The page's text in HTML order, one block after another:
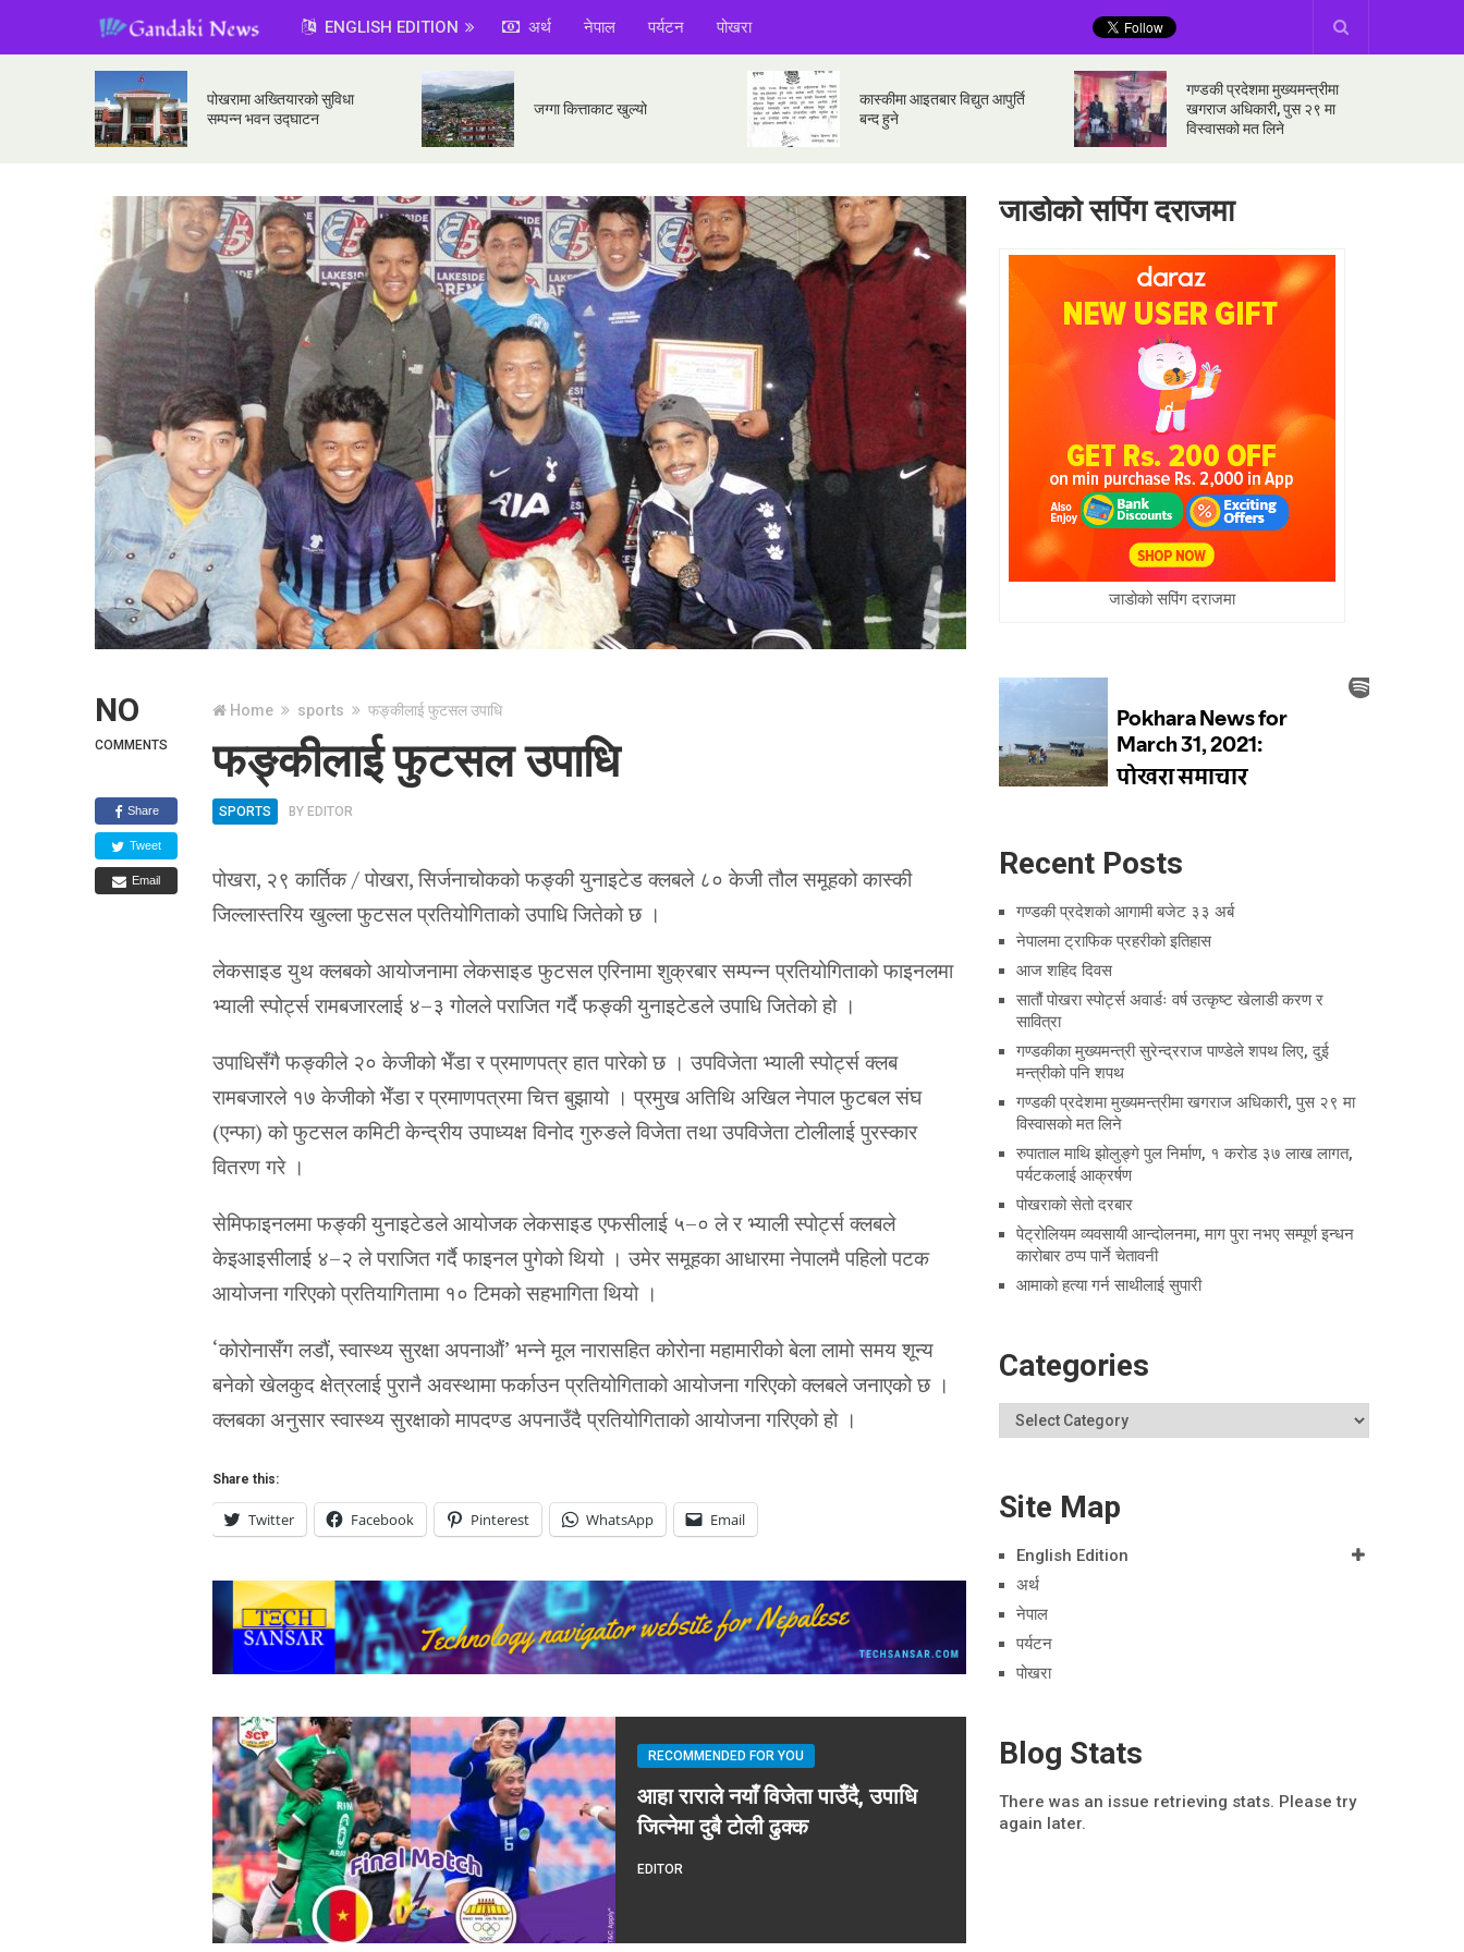
ENGLISH EDITION अर्थ नेपाल पर्यटन पोखरा
पोखरामा अख्तियारको सुविधा
सम्पन्न भवन उद्घाटन
जग्गा कित्ताकाट खुल्यो
कास्कीमा आइतबार विद्युत आपुर्ति
बन्द हुने
गण्डकी प्रदेशमा मुख्यमन्त्रीमा
खगराज अधिकारी, पुस २९ मा
विस्वासको मत लिने
NO
COMMENTS
Share
Tweet
Email
Home sports फङ्कीलाई फुटसल उपाधि
फङ्कीलाई फुटसल उपाधि
SPORTS BY EDITOR
पोखरा, २९ कार्तिक / पोखरा, सिर्जनाचोकको फङ्की युनाइटेड क्लबले ८० केजी तौल समूहको कास्की
जिल्लास्तरिय खुल्ला फुटसल प्रतियोगिताको उपाधि जितेको छ ।
लेकसाइड युथ क्लबको आयोजनामा लेकसाइड फुटसल एरिनामा शुक्रबार सम्पन्न प्रतियोगिताको फाइनलमा
भ्याली स्पोर्ट्स रामबजारलाई ४–३ गोलले पराजित गर्दै फङ्की युनाइटेडले उपाधि जितेको हो ।
उपाधिसँगै फङ्कीले २० केजीको भेँडा र प्रमाणपत्र हात पारेको छ । उपविजेता भ्याली स्पोर्ट्स क्लब
रामबजारले १७ केजीको भेँडा र प्रमाणपत्रमा चित्त बुझायो । प्रमुख अतिथि अखिल नेपाल फुटबल संघ
(एन्फा) को फुटसल कमिटी केन्द्रीय उपाध्यक्ष विनोद गुरुङले विजेता तथा उपविजेता टोलीलाई पुरस्कार
वितरण गरे ।
सेमिफाइनलमा फङ्की युनाइटेडले आयोजक लेकसाइड एफसीलाई ५–० ले र भ्याली स्पोर्ट्स क्लबले
केइआइसीलाई ४–२ ले पराजित गर्दै फाइनल पुगेको थियो । उमेर समूहका आधारमा नेपालमै पहिलो पटक
आयोजना गरिएको प्रतियागितामा १० टिमको सहभागिता थियो ।
‘कोरोनासँग लडौं, स्वास्थ्य सुरक्षा अपनाऔं’ भन्ने मूल नारासहित कोरोना महामारीको बेला लामो समय शून्य
बनेको खेलकुद क्षेत्रलाई पुरानै अवस्थामा फर्काउन प्रतियोगिताको आयोजना गरिएको क्लबले जनाएको छ ।
क्लबका अनुसार स्वास्थ्य सुरक्षाको मापदण्ड अपनाउँदै प्रतियोगिताको आयोजना गरिएको हो ।
Share this:
Twitter Facebook Pinterest WhatsApp Email
RECOMMENDED FOR YOU
आहा राराले नयाँ विजेता पाउँदै, उपाधि
जित्नेमा दुबै टोली ढुक्क
EDITOR
जाडोको सपिंग दराजमा
जाडोको सपिंग दराजमा
Recent Posts
गण्डकी प्रदेशको आगामी बजेट ३३ अर्ब
नेपालमा ट्राफिक प्रहरीको इतिहास
आज शहिद दिवस
सातौं पोखरा स्पोर्ट्स अवार्डः वर्ष उत्कृष्ट खेलाडी करण र
सावित्रा
गण्डकीका मुख्यमन्त्री सुरेन्द्रराज पाण्डेले शपथ लिए, दुई
मन्त्रीको पनि शपथ
गण्डकी प्रदेशमा मुख्यमन्त्रीमा खगराज अधिकारी, पुस २९ मा
विस्वासको मत लिने
रुपाताल माथि झोलुङ्गे पुल निर्माण, १ करोड ३७ लाख लागत,
पर्यटकलाई आक्रर्षण
पोखराको सेतो दरबार
पेट्रोलियम व्यवसायी आन्दोलनमा, माग पुरा नभए सम्पूर्ण इन्धन
कारोबार ठप्प पार्ने चेतावनी
आमाको हत्या गर्न साथीलाई सुपारी
Categories
Site Map
English Edition
अर्थ
नेपाल
पर्यटन
पोखरा
Blog Stats
There was an issue retrieving stats. Please try
again later.